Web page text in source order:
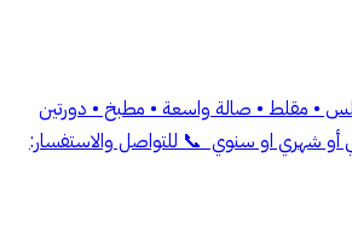
• مقلط • صالة واسعة • مطبخ • دورتين
أو شهري او سنوي 📞 للتواصل والاستفسار: